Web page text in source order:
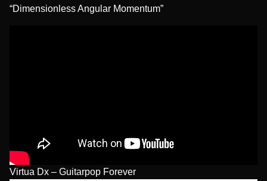
“Dimensionless Angular Momentum”
Virtua Dx – Guitarpop Forever